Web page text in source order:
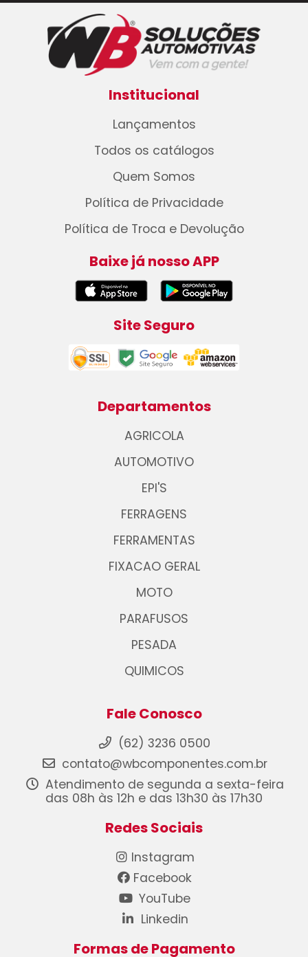
Institucional
Lançamentos
Todos os catálogos
Quem Somos
Política de Privacidade
Política de Troca e Devolução
Baixe já nosso APP
Site Seguro
Departamentos
AGRICOLA
AUTOMOTIVO
EPI'S
FERRAGENS
FERRAMENTAS
FIXACAO GERAL
MOTO
PARAFUSOS
PESADA
QUIMICOS
Fale Conosco
(62) 3236 0500
contato@wbcomponentes.com.br
Atendimento de segunda a sexta-feira
das 08h às 12h e das 13h30 às 17h30
Redes Sociais
Instagram
Facebook
YouTube
Linkedin
Formas de Pagamento